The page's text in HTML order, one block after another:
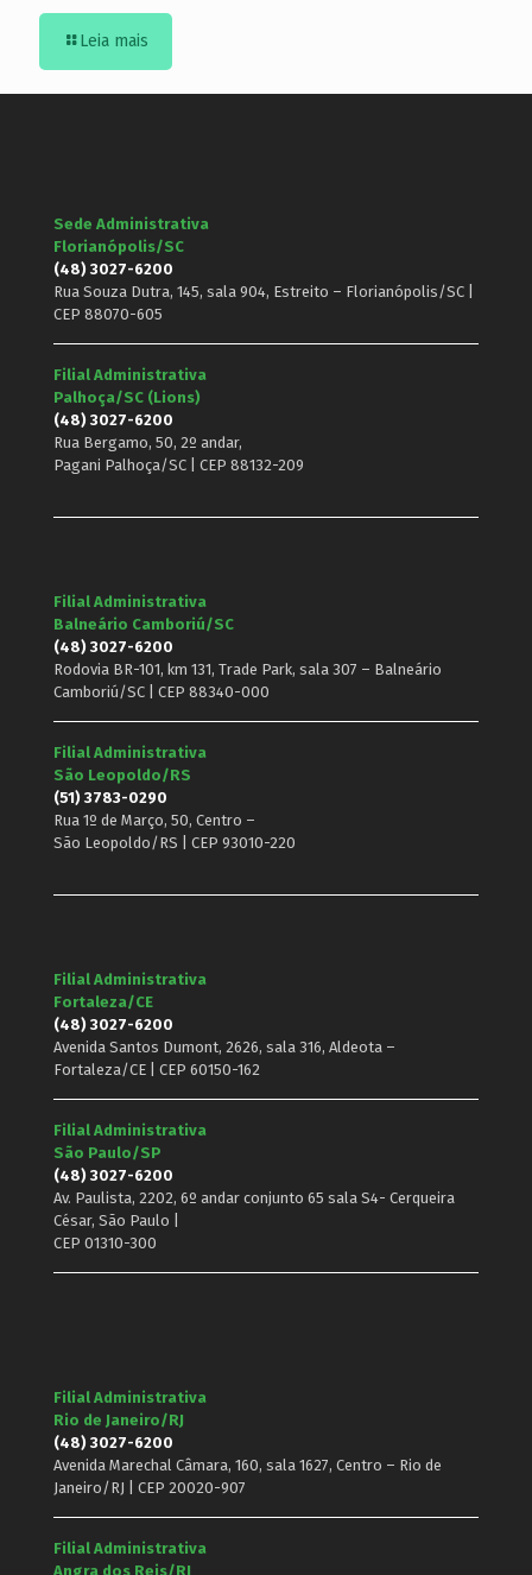
Leia mais
Sede Administrativa
Florianópolis/SC
(48) 3027-6200
Rua Souza Dutra, 145, sala 904, Estreito – Florianópolis/SC |
CEP 88070-605
Filial Administrativa
Palhoça/SC (Lions)
(48) 3027-6200
Rua Bergamo, 50, 2º andar,
Pagani Palhoça/SC | CEP 88132-209
Filial Administrativa
Balneário Camboriú/SC
(48) 3027-6200
Rodovia BR-101, km 131, Trade Park, sala 307 – Balneário
Camboriú/SC | CEP 88340-000
Filial Administrativa
São Leopoldo/RS
(51) 3783-0290
Rua 1º de Março, 50, Centro –
São Leopoldo/RS | CEP 93010-220
Filial Administrativa
Fortaleza/CE
(48) 3027-6200
Avenida Santos Dumont, 2626, sala 316, Aldeota –
Fortaleza/CE | CEP 60150-162
Filial Administrativa
São Paulo/SP
(48) 3027-6200
Av. Paulista, 2202, 6º andar conjunto 65 sala S4- Cerqueira
César, São Paulo |
CEP 01310-300
Filial Administrativa
Rio de Janeiro/RJ
(48) 3027-6200
Avenida Marechal Câmara, 160, sala 1627, Centro – Rio de
Janeiro/RJ | CEP 20020-907
Filial Administrativa
Angra dos Reis/RJ